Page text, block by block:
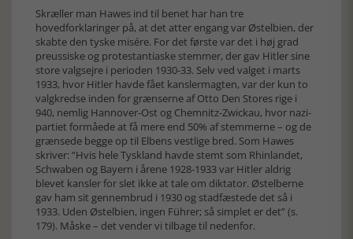
Skræller man Hawes ind til benet har han tre
hovedforklaringer på, at det atter engang var Østelbien, der
skabte den tyske misére. For det første var det i høj grad
preussiske og protestantiaske stemmer, der gav Hitler sine
store valgsejre i perioden 1930-33. Selv ved valget i marts
1933, hvor Hitler havde fået kanslermagten, var der kun to
valgkredse inden for grænserne af Otto Den Stores rige i
940, nemlig Hannover-Ost og Chemnitz-Zwickau, hvor nazi-
partiet formåede at få mere end 50% af stemmerne – og de
grænsede begge op til Elbens vestlige bred. Som Hawes
skriver: ”Hvis hele Tyskland havde stemt som Rhinlandet,
Schwaben og Bayern i årene 1928-1933 var Hitler aldrig
blevet kansler for slet ikke at tale om diktator. Østelberne
gav ham sit gennembrud i 1930 og stadfæstede det så i
1933. Uden Østelbien, ingen Führer; så simplet er det” (s.
179). Måske – det vender vi tilbage til nedenfor.